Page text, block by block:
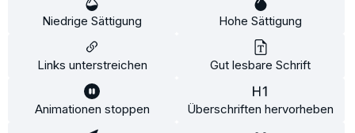
* Alle Preise inkl. gesetzl. Mehrwertsteuer zzgl.
und ggf. Nachnahmegebühren, wenn
Niedrige Sättigung Hohe Sättigung
Links unterstreichen Gut lesbare Schrift
Animationen stoppen Überschriften hervorheben
Diese Website verwendet Cookies, um eine bestmögliche